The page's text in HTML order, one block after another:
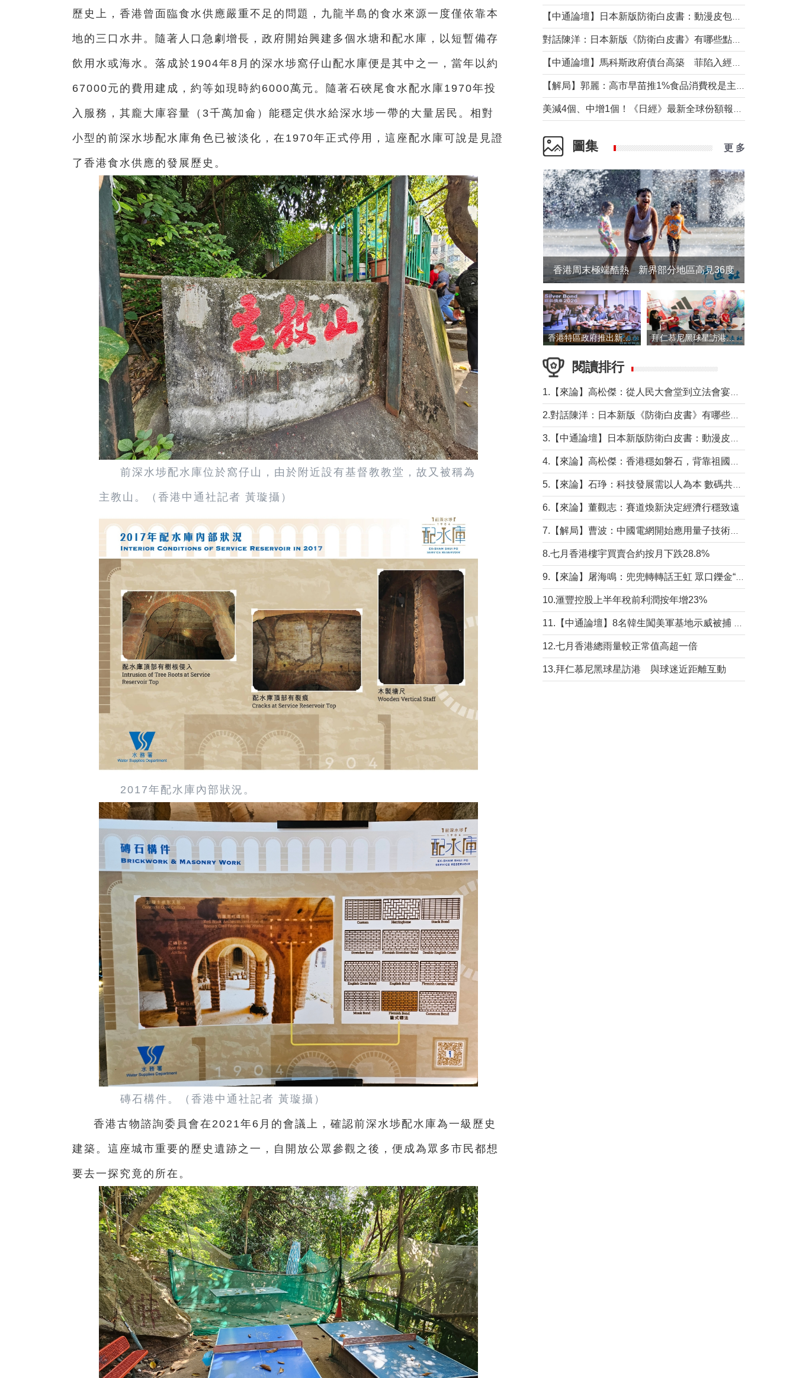
歷史上，香港曾面臨食水供應嚴重不足的問題，九龍半島的食水來源一度僅依靠本
地的三口水井。隨著人口急劇增長，政府開始興建多個水塘和配水庫，以短暫備存
飲用水或海水。落成於1904年8月的深水埗窩仔山配水庫便是其中之一，當年以約
67000元的費用建成，約等如現時約6000萬元。隨著石硤尾食水配水庫1970年投
入服務，其龐大庫容量（3千萬加侖）能穩定供水給深水埗一帶的大量居民。相對
小型的前深水埗配水庫角色已被淡化，在1970年正式停用，這座配水庫可說是見證
了香港食水供應的發展歷史。
前深水埗配水庫位於窩仔山，由於附近設有基督教教堂，故又被稱為
主教山。 （香港中通社記者 黃璇攝）
2017年配水庫內部狀況。
磚石構件。（香港中通社記者 黃璇攝）
香港古物諮詢委員會在2021年6月的會議上，確認前深水埗配水庫為一級歷史
建築。這座城市重要的歷史遺跡之一，自開放公眾參觀之後，便成為眾多市民都想
要去一探究竟的所在。
圖集 更 多
香港周末極端酷熱 新界部分地區高見36度
香港特區政府推出新一批銀色債券 每手1萬元保底息4.25厘 拜仁慕尼黑球星訪港 與球迷近距離互動
閱讀排行
6.【來論】董觀志：賽道煥新決定經濟行穩致遠
8.七月香港樓宇買賣合約按月下跌28.8%
10.滙豐控股上半年稅前利潤按年增23%
12.七月香港總雨量較正常值高超一倍
13.拜仁慕尼黑球星訪港 與球迷近距離互動